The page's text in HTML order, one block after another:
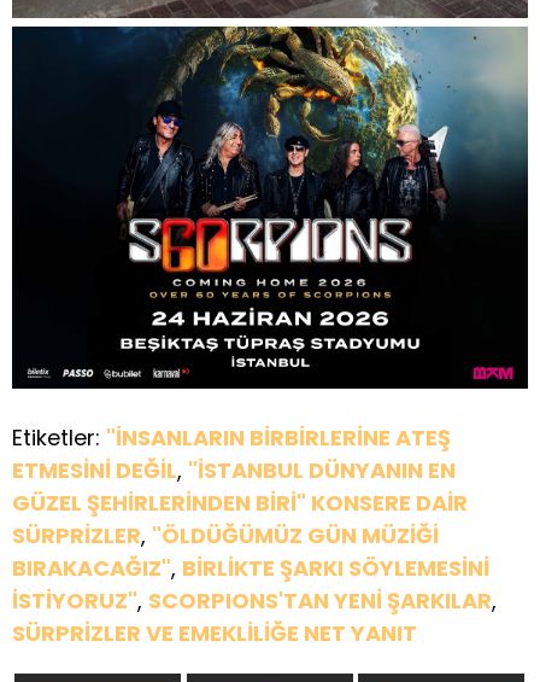
Etiketler: "İNSANLARIN BİRBİRLERİNE ATEŞ
ETMESİNİ DEĞİL, "İSTANBUL DÜNYANIN EN
GÜZEL ŞEHİRLERİNDEN BİRİ" KONSERE DAİR
SÜRPRİZLER, "ÖLDÜĞÜMÜZ GÜN MÜZİĞİ
BIRAKACAĞIZ", BİRLİKTE ŞARKI SÖYLEMESİNİ
İSTİYORUZ", SCORPIONS'TAN YENİ ŞARKILAR,
SÜRPRİZLER VE EMEKLİLİĞE NET YANIT